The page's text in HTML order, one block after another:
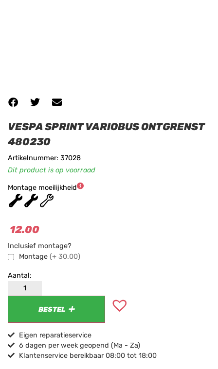
VESPA SPRINT VARIOBUS ONTGRENST
480230
Artikelnummer: 37028
Dit product is op voorraad
Montage moeilijkheid
★★★
12.00
Inclusief montage?
Montage (+ 30.00)
BESTEL
Eigen reparatieservice
6 dagen per week geopend (Ma - Za)
Klantenservice bereikbaar 08:00 tot 18:00